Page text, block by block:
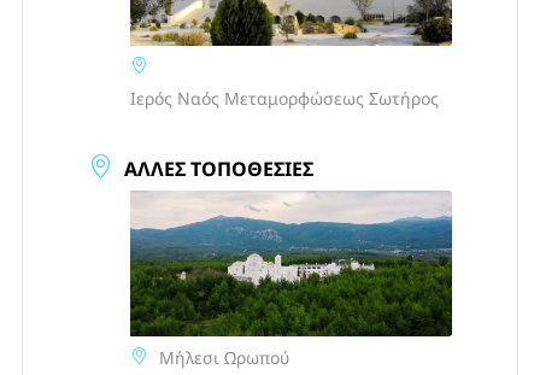
Ιερός Ναός Μεταμορφώσεως Σωτήρος
ΆΛΛΕΣ ΤΟΠΟΘΕΣΊΕΣ
Μήλεσι Ωρωπού